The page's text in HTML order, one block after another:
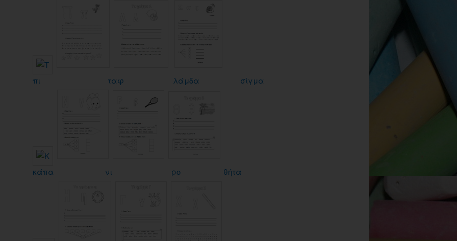
πι ταφ λάμδα σίγμα
κάπα νι ρο θήτα